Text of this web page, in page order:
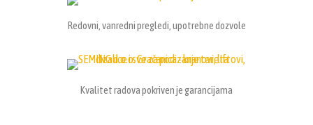
Redovni, vanredni pregledi, upotrebne dozvole
Kvalitet radova pokriven je garancijama